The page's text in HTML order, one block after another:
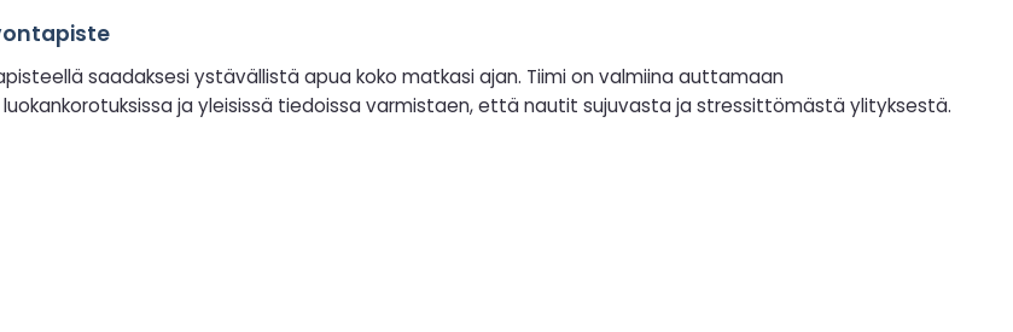
saadaksesi ystävällistä apua koko matkasi ajan. Tiimi on valmiina auttamaan
ja yleisissä tiedoissa varmistaen, että nautit sujuvasta ja stressittömästä ylityksestä.